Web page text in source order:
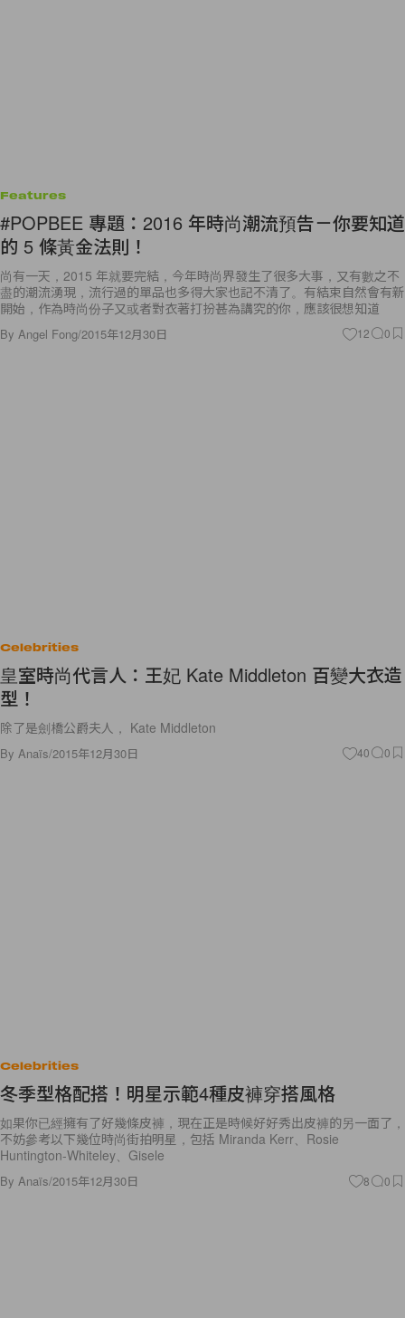
Features
#POPBEE 專題：2016 年時尚潮流預告－你要知道
的 5 條黃金法則！
尚有一天，2015 年就要完結，今年時尚界發生了很多大事，又有數之不
盡的潮流湧現，流行過的單品也多得大家也記不清了。有結束自然會有新
開始，作為時尚份子又或者對衣著打扮甚為講究的你，應該很想知道
By Angel Fong/2015年12月30日 12 0
Celebrities
皇室時尚代言人：王妃 Kate Middleton 百變大衣造
型！
除了是劍橋公爵夫人， Kate Middleton
By Anaïs/2015年12月30日 40 0
Celebrities
冬季型格配搭！明星示範4種皮褲穿搭風格
如果你已經擁有了好幾條皮褲，現在正是時候好好秀出皮褲的另一面了，
不妨參考以下幾位時尚街拍明星，包括 Miranda Kerr、Rosie
Huntington-Whiteley、Gisele
By Anaïs/2015年12月30日 8 0